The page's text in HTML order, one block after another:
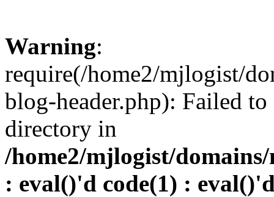
Warning:
require(/home2/mjlogist/
blog-header.php): Failed
directory in
/home2/mjlogist/
: eval()'d code(1) :